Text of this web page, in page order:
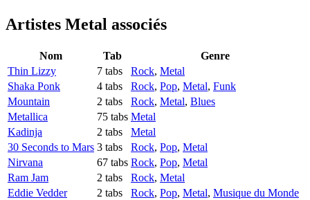
Artistes Metal associés
Nom Tab
Genre
Thin Lizzy
7 tabs Rock, Metal
Shaka Ponk
4 tabs Rock, Pop, Metal, Funk
Mountain
2 tabs Rock, Metal, Blues
Metallica
75 tabs Metal
Kadinja
2 tabs
Metal
30 Seconds to Mars 3 tabs Rock, Pop, Metal
Nirvana
67 tabs Rock, Pop, Metal
Ram Jam
2 tabs Rock, Metal
Eddie Vedder
2 tabs Rock, Pop, Metal, Musique du Monde